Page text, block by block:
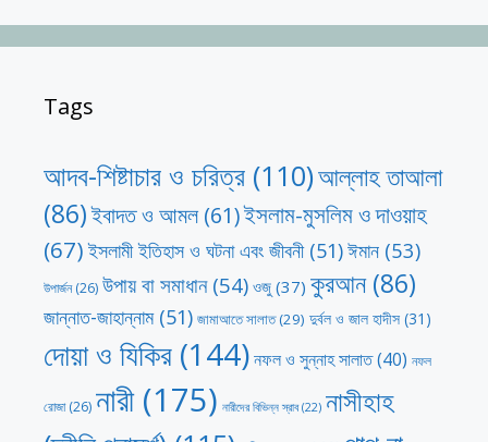
Tags
আদব-শিষ্টাচার ও চরিত্র (110)আল্লাহ তাআলা
(86)ইবাদত ও আমল(61)ইসলাম-মুসলিম ও দাওয়াহ
(67) ইসলামী ইতিহাস ও ঘটনা এবং জীবনী(51)ঈমান (53)
উপার্জন(26) উপায় বা সমাধান(54) ওজু (37) কুরআন(86)
জান্নাত-জাহান্নাম(51) জামাআতে সালাত(29) দুর্বল ও জাল হাদীস (31)
দোয়া ও যিকির (144)নফল ও সুন্নাহ সালাত(40) নফল
রোজা(26) নারী(175) নারীদের বিভিন্ন স্রাব(22) নাসীহাহ